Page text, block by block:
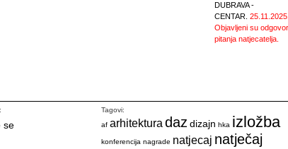
DUBRAVA -
CENTAR. 25.11.2025.
Objavljeni su
pitanja natjecatelja.
se
Tagovi:
af arhitektura daz dizajn hka izložba
konferencija nagrade natjecaj natječaj